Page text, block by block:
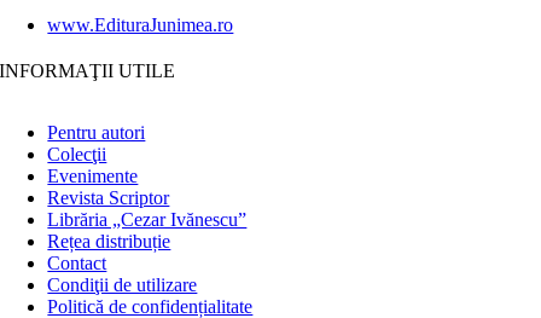
www.EdituraJunimea.ro
INFORMAŢII UTILE
Pentru autori
Colecţii
Evenimente
Revista Scriptor
Librăria „Cezar Ivănescu”
Rețea distribuție
Contact
Condiţii de utilizare
Politică de confidențialitate